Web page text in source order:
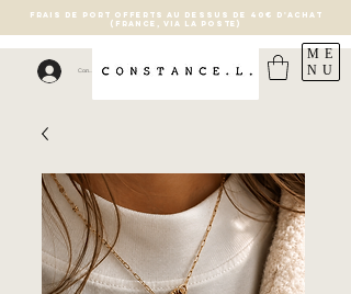
Connexion
FRAIS DE PORT OFFERTS AU DESSUS DE 40€ D'ACHAT
(France, via la poste)
ME
NU